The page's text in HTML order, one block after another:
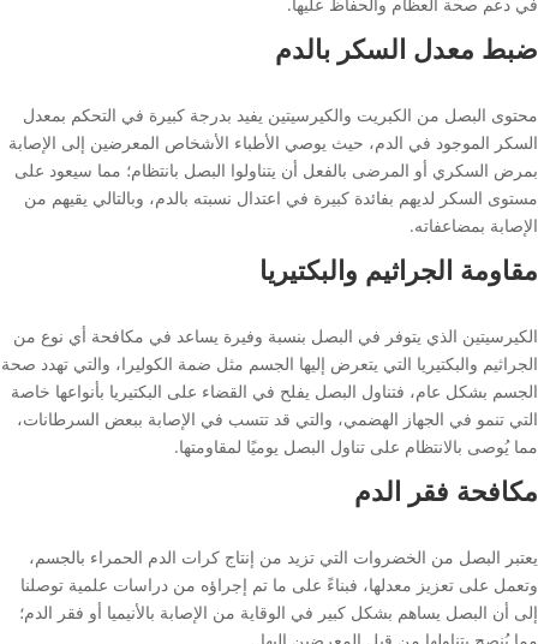
ضبط معدل السكر بالدم
محتوى البصل من الكبريت والكيرسيتين يفيد بدرجة كبيرة في التحكم بمعدل
السكر الموجود في الدم، حيث يوصي الأطباء الأشخاص المعرضين إلى الإصابة
بمرض السكري أو المرضى بالفعل أن يتناولوا البصل بانتظام؛ مما سيعود على
مستوى السكر لديهم بفائدة كبيرة في اعتدال نسبته بالدم، وبالتالي يقيهم من
الإصابة بمضاعفاته.
مقاومة الجراثيم والبكتيريا
الكيرسيتين الذي يتوفر في البصل بنسبة وفيرة يساعد في مكافحة أي نوع من
الجراثيم والبكتيريا التي يتعرض إليها الجسم مثل ضمة الكوليرا، والتي تهدد صحة
الجسم بشكل عام، فتناول البصل يفلح في القضاء على البكتيريا بأنواعها خاصة
التي تنمو في الجهاز الهضمي، والتي قد تتسب في الإصابة ببعض السرطانات،
مما يُوصى بالانتظام على تناول البصل يوميًا لمقاومتها.
مكافحة فقر الدم
يعتبر البصل من الخضروات التي تزيد من إنتاج كرات الدم الحمراء بالجسم،
وتعمل على تعزيز معدلها، فبناءً على ما تم إجراؤه من دراسات علمية توصلنا
إلى أن البصل يساهم بشكل كبير في الوقاية من الإصابة بالأنيميا أو فقر الدم؛